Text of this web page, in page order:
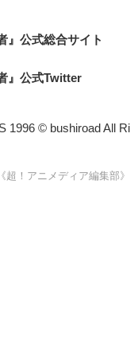
』公式総合サイト
』公式Twitter
1996 © bushiroad All Ri
《超！アニメディア編集部》